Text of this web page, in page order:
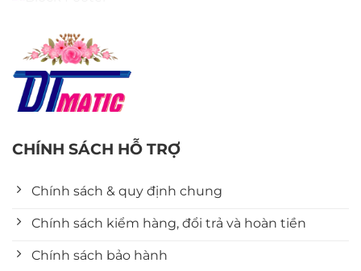
CHÍNH SÁCH HỖ TRỢ
Chính sách & quy định chung
Chính sách kiểm hàng, đổi trả và hoàn tiền
Chính sách bảo hành